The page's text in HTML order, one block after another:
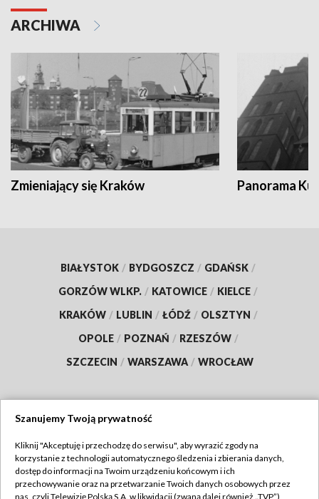
ARCHIWA
Zmieniający się Kraków Panorama
BIAŁYSTOK / BYDGOSZCZ / GDAŃSK /
GORZÓW WLKP. / KATOWICE / KIELCE /
KRAKÓW / LUBLIN / ŁÓDŹ / OLSZTYN /
OPOLE / POZNAŃ / RZESZÓW /
SZCZECIN / WARSZAWA / WROCŁAW
TVP
Abonament TVP
Regulamin TVP
Szanujemy Twoją prywatność
Kliknij "Akceptuję i przechodzę do serwisu", aby wyrazić zgody na
korzystanie z technologii automatycznego śledzenia i zbierania danych,
dostęp do informacji na Twoim urządzeniu końcowym i ich
przechowywanie oraz na przetwarzanie Twoich danych osobowych przez
nas, czyli Telewizję Polską S.A. w likwidacji (zwaną dalej również „TVP”),